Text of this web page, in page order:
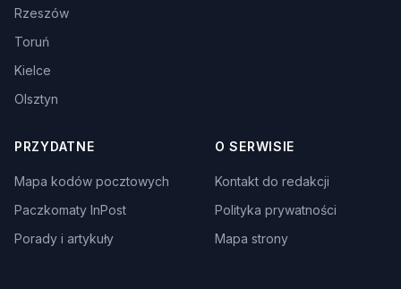
Rzeszów
Toruń
Kielce
Olsztyn
PRZYDATNE
Mapa kodów pocztowych
Paczkomaty InPost
Porady i artykuły
O SERWISIE
Kontakt do redakcji
Polityka prywatności
Mapa strony